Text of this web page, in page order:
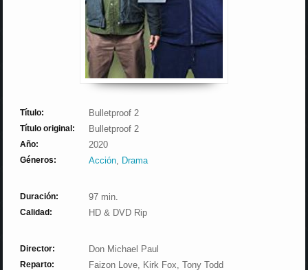
Título: Bulletproof 2
Título original: Bulletproof 2
Año: 2020
Géneros: Acción, Drama
Duración: 97 min.
Calidad: HD & DVD Rip
Director: Don Michael Paul
Reparto: Faizon Love, Kirk Fox, Tony Todd